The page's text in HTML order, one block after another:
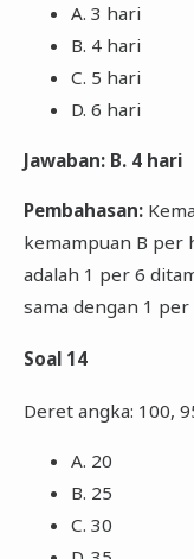
A. 3 hari
B. 4 hari
C. 5 hari
D. 6 hari
Jawaban: B. 4 hari
Pembahasan:
kemampuan B per
adalah 1 per 6
sama dengan 1 per
Soal 14
Deret angka: 100,
A. 20
B. 25
C. 30